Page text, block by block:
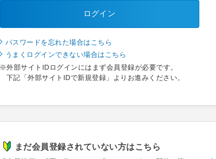
ログイン
パスワードを忘れた場合はこちら
うまくログインできない場合はこちら
※外部サイトIDログインにはまず会員登録が必要です。
下記「外部サイトIDで新規登録」よりお進みください。
まだ会員登録されていない方はこちら